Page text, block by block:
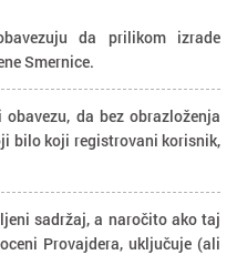
da prilikom izrade
Smernice.
da bez obrazloženja
bilo koji registrovani korisnik,
sadržaj, a naročito ako taj
Provajdera, uključuje (ali